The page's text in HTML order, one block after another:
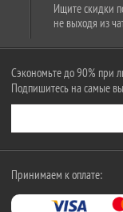
Ищите скидки
не выходя из
Сэкономьте до 90% при
Подпишитесь на самые
Принимаем к оплате: